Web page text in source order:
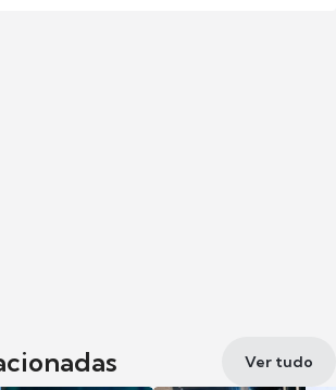
Ver tudo